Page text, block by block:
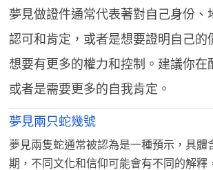
夢見做證件通常代表著對自己身份
認可和肯定，或者是想要證明自己
想要有更多的權力和控制。建議你
或者是需要更多的自我肯定。
夢見兩只蛇幾號
夢見兩隻蛇通常被認為是一種預示，具
期，不同文化和信仰可能會有不同的解